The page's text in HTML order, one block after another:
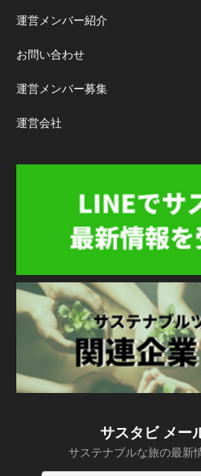
運営メンバー紹介
お問い合わせ
運営メンバー募集
運営会社
サスタビ メー
サステナブルな旅の最新